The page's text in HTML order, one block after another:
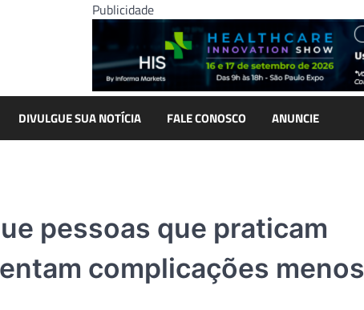
Publicidade
DIVULGUE SUA NOTÍCIA FALE CONOSCO ANUNCIE
pessoas que praticam
complicações menos